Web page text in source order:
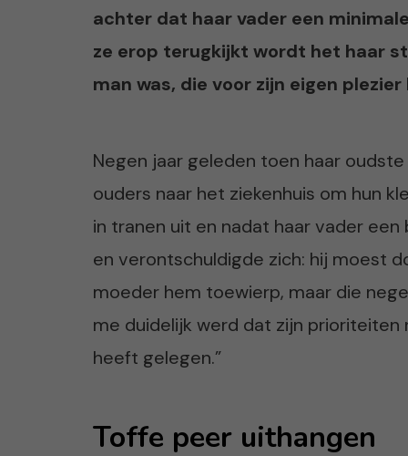
achter dat haar vader een
ze erop terugkijkt wordt het haar
man was, die voor zijn eigen plezier
Negen jaar geleden toen haar
ouders naar het ziekenhuis om hun
in tranen uit en nadat haar vader
en verontschuldigde zich: hij moest
moeder hem toewierp, maar die
me duidelijk werd dat zijn prioriteiten
heeft gelegen.”
Toffe peer uithangen